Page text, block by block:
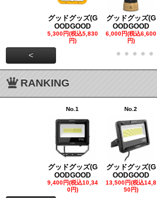
グッドグッズ(G
OODGOOD
5,300円(税込5,830
円)
グッドグッズ(G
OODGOOD
6,000円(税込6,600
円)
<
RANKING
No.1
グッドグッズ(G
OODGOOD
9,400円(税込10,34
0円)
No.2
グッドグッズ(G
OODGOOD
13,500円(税込14,8
50円)